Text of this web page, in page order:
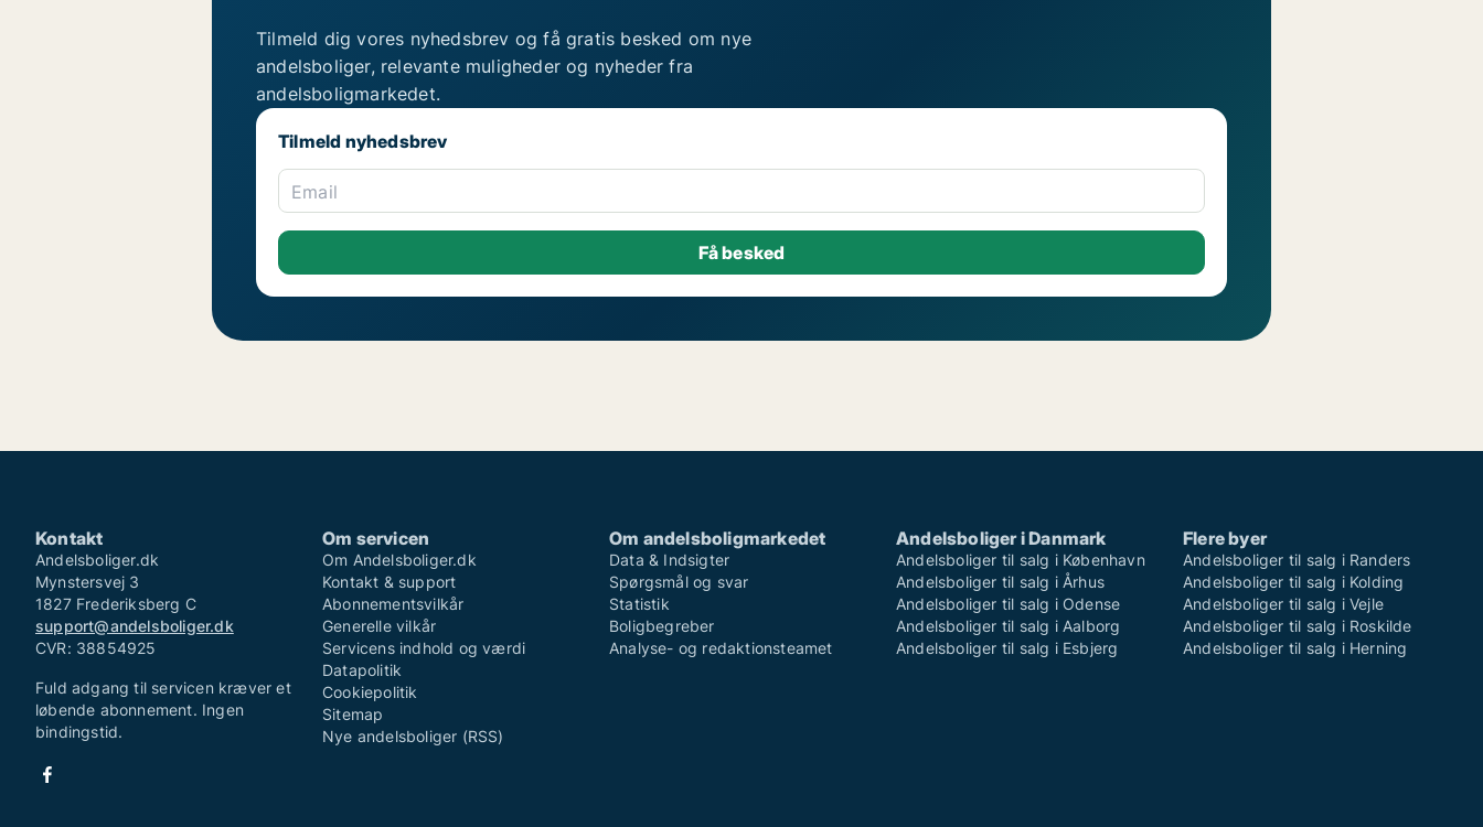
Tilmeld dig vores nyhedsbrev og få gratis besked om nye
andelsboliger, relevante muligheder og nyheder fra
andelsboligmarkedet.
Tilmeld nyhedsbrev
Email
Kontakt
Andelsboliger.dk
Mynstersvej 3
1827 Frederiksberg C
support@andelsboliger.dk
CVR: 38854925
Fuld adgang til servicen kræver et
løbende abonnement. Ingen
bindingstid.
Om servicen
Om Andelsboliger.dk
Kontakt & support
Abonnementsvilkår
Generelle vilkår
Servicens indhold og værdi
Datapolitik
Cookiepolitik
Sitemap
Nye andelsboliger (RSS)
Om andelsboligmarkedet
Data & Indsigter
Spørgsmål og svar
Statistik
Boligbegreber
Analyse- og redaktionsteamet
Andelsboliger i Danmark
Andelsboliger til salg i København
Andelsboliger til salg i Århus
Andelsboliger til salg i Odense
Andelsboliger til salg i Aalborg
Andelsboliger til salg i Esbjerg
Flere byer
Andelsboliger til salg i Randers
Andelsboliger til salg i Kolding
Andelsboliger til salg i Vejle
Andelsboliger til salg i Roskilde
Andelsboliger til salg i Herning